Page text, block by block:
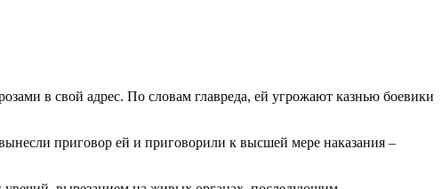
в свой адрес. По словам главреда, ей угрожают казнью боевики
приговор ей и приговорили к высшей мере наказания –